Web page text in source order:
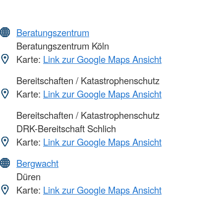
Beratungszentrum
Beratungszentrum Köln
Karte: Link zur Google Maps Ansicht
Bereitschaften / Katastrophenschutz
Karte: Link zur Google Maps Ansicht
Bereitschaften / Katastrophenschutz
DRK-Bereitschaft Schlich
Karte: Link zur Google Maps Ansicht
Bergwacht
Düren
Karte: Link zur Google Maps Ansicht